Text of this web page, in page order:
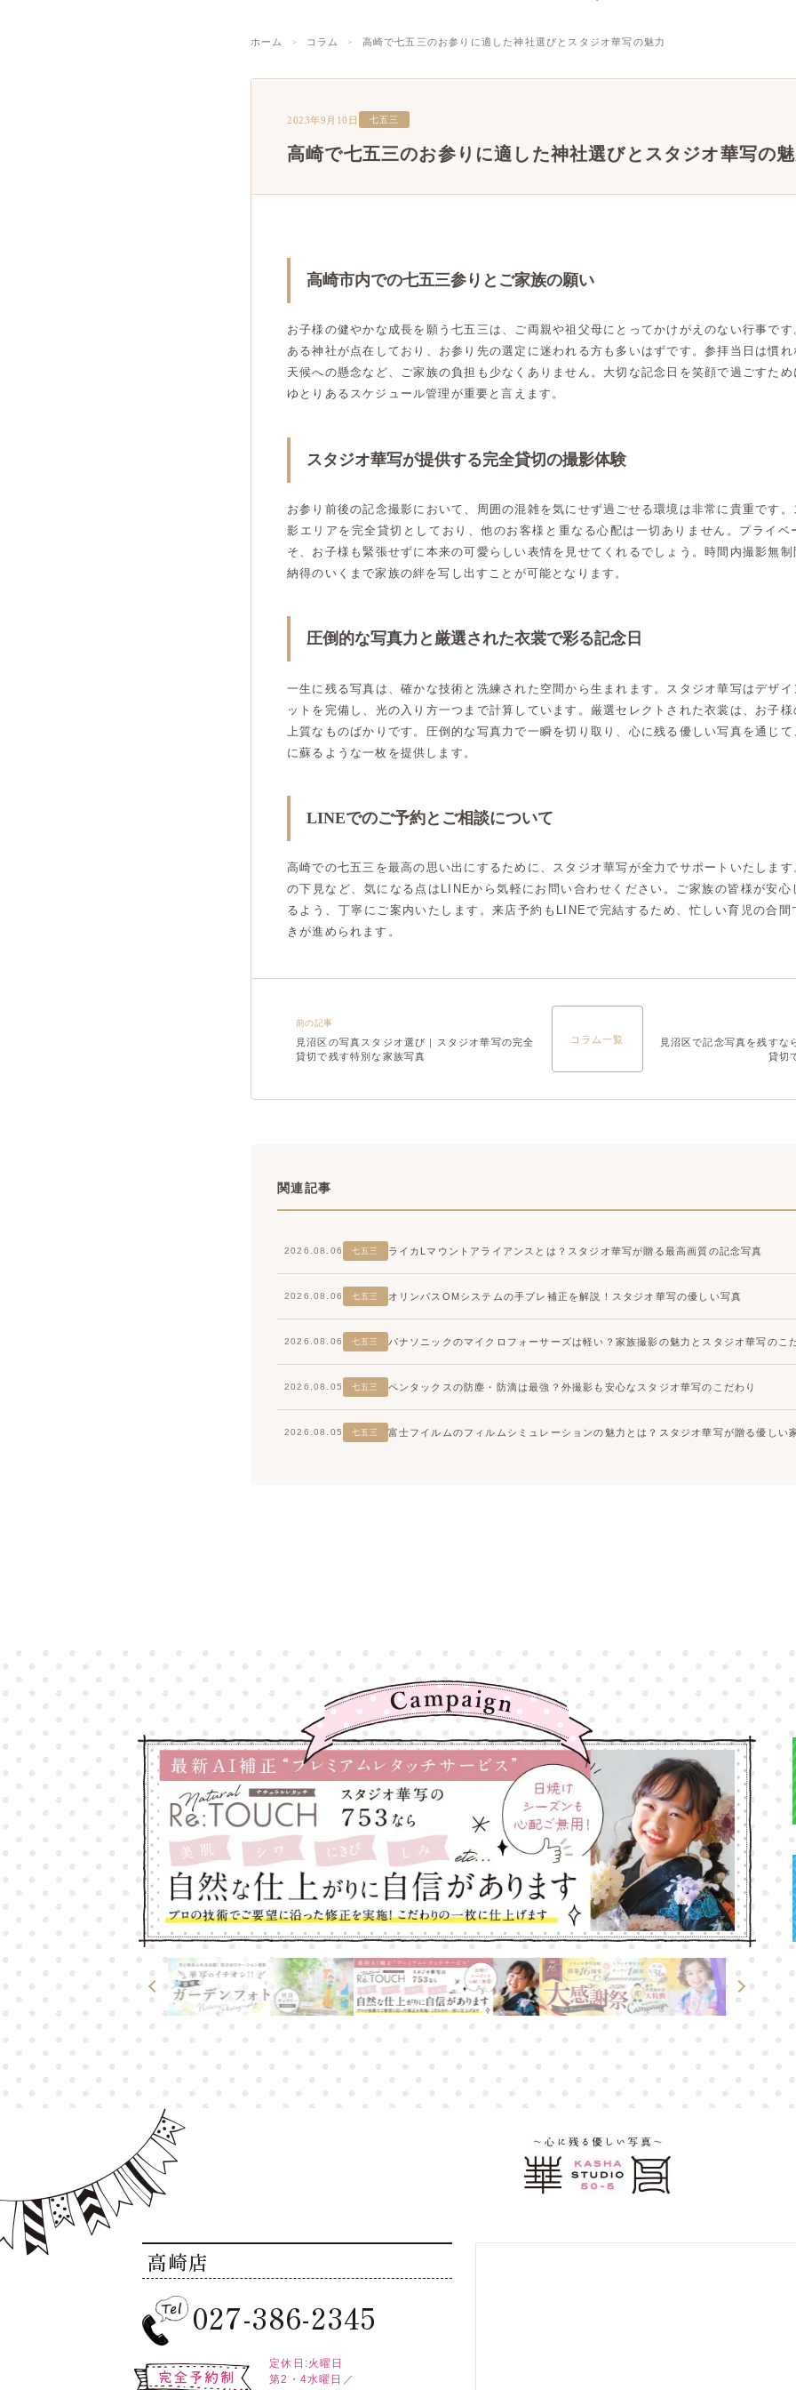
ホーム コラム 高崎で七五三のお参りに適した神社選びとスタジオ華写の魅力
2023年9月10日 七五三
高崎で七五三のお参りに適した神社選びとスタジオ華写の魅
高崎市内での七五三参りとご家族の願い
お子様の健やかな成長を願う七五三は、ご両親や祖父母にとってかけがえのない行事で
ある神社が点在しており、お参り先の選定に迷われる方も多いはずです。参拝当日は慣
天候への懸念など、ご家族の負担も少なくありません。大切な記念日を笑顔で過ごすため
ゆとりあるスケジュール管理が重要と言えます。
スタジオ華写が提供する完全貸切の撮影体験
お参り前後の記念撮影において、周囲の混雑を気にせず過ごせる環境は非常に貴重です
影エリアを完全貸切としており、他のお客様と重なる心配は一切ありません。プライベ
そ、お子様も緊張せずに本来の可愛らしい表情を見せてくれるでしょう。時間内撮影無制
納得のいくまで家族の絆を写し出すことが可能となります。
圧倒的な写真力と厳選された衣裳で彩る記念日
一生に残る写真は、確かな技術と洗練された空間から生まれます。スタジオ華写はデザ
ットを完備し、光の入り方一つまで計算しています。厳選セレクトされた衣裳は、お子
上質なものばかりです。圧倒的な写真力で一瞬を切り取り、心に残る優しい写真を通じ
に蘇るような一枚を提供します。
LINEでのご予約とご相談について
高崎での七五三を最高の思い出にするために、スタジオ華写が全力でサポートいたしま
の下見など、気になる点はLINEから気軽にお問い合わせください。ご家族の皆様が安心
るよう、丁寧にご案内いたします。来店予約もLINEで完結するため、忙しい育児の合間
きが進められます。
前の記事
見沼区の写真スタジオ選び｜スタジオ華写の完全
貸切で残す特別な家族写真
コラム一覧
見沼区で記念写真を残すな
貸切
関連記事
2026.08.06 七五三 ライカLマウントアライアンスとは？スタジオ華写が贈る最高画質の記念写真
2026.08.06 七五三 オリンパスOMシステムの手ブレ補正を解説！スタジオ華写の優しい写真
2026.08.06 七五三 パナソニックのマイクロフォーサーズは軽い？家族撮影の魅力とスタジオ華写のこ
2026.08.05 七五三 ペンタックスの防塵・防滴は最強？外撮影も安心なスタジオ華写のこだわり
2026.08.05 七五三 富士フイルムのフィルムシミュレーションの魅力とは？スタジオ華写が贈る優しい
高崎店
027-386-2345
定休日:火曜日
第2・4水曜日／